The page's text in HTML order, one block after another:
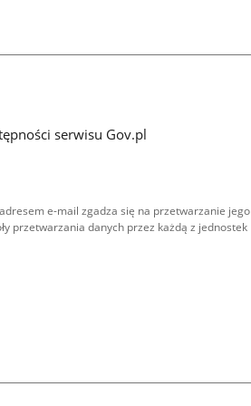
serwisu Gov.pl
e-mail zgadza się na przetwarzanie jego
przetwarzania danych przez każdą z jednostek